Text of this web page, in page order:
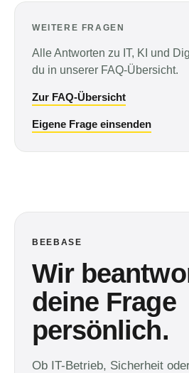
WEITERE FRAGEN
Alle Antworten zu IT, KI und
du in unserer FAQ-Übersicht.
Zur FAQ-Übersicht
Eigene Frage einsenden
BEEBASE
Wir
deine Frage
persönlich.
Ob IT-Betrieb, Sicherheit